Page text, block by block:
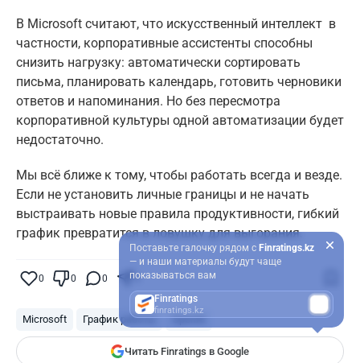
В Microsoft считают, что искусственный интеллект в
частности, корпоративные ассистенты способны
снизить нагрузку: автоматически сортировать
письма, планировать календарь, готовить черновики
ответов и напоминания. Но без пересмотра
корпоративной культуры одной автоматизации будет
недостаточно.
Мы всё ближе к тому, чтобы работать всегда и везде.
Если не установить личные границы и не начать
выстраивать новые правила продуктивности, гибкий
график превратится в ловушку для выгорания.
0 0 0 0
Microsoft График работы OpenAI
Читать Finratings в Google
Поставьте галочку рядом с Finratings.kz
— и наши материалы будут чаще
показываться вам
Finratings
finratings.kz